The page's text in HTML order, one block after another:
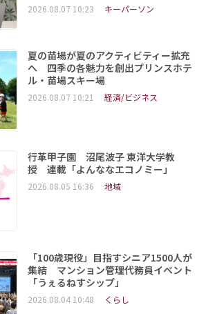
2026.08.07 10:23 キーパーソン
夏の苗場が夏のアクティビティー拡充
へ 四季の各魅力を創出プリンスホテ
ル・苗場スキー場
2026.08.07 10:21 経済/ビジネス
行革甲子園 沼尾波子 東洋大学教
授 連載「よんななエコノミー」
2026.08.05 16:36 地域
「100歳現役」目指すシニア1500人が
集結 マンション管理代務員イベント
「うぇるねすシップ」
2026.08.04 10:48 くらし